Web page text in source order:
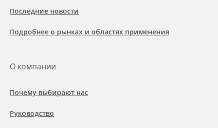
Последние новости
Подробнее о рынках и областях применения
О компании
Почему выбирают нас
Руководство